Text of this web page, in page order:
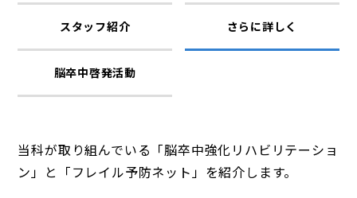
スタッフ紹介 さらに詳しく
脳卒中啓発活動
当科が取り組んでいる「脳卒中強化リハビリテーショ
ン」と「フレイル予防ネット」を紹介します。